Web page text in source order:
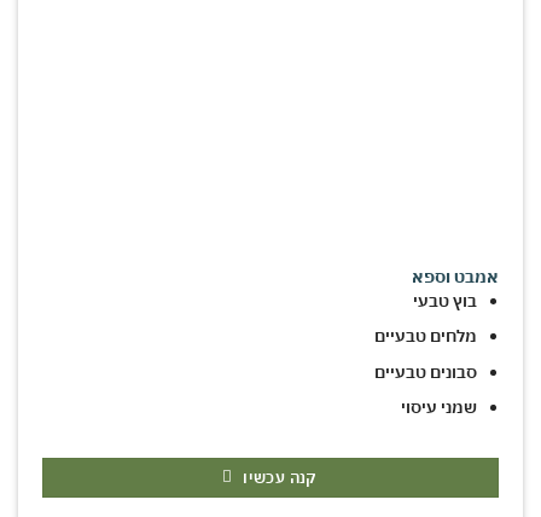
אמבט וספא
בוץ טבעי
מלחים טבעיים
סבונים טבעיים
שמני עיסוי
קנה עכשיו